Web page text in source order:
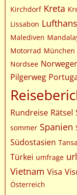
Kirchdorf Kreta
Lissabon
Malediven
Motorrad München
Nordsee
Pilgerweg
Rundreise Rätsel
sommer Spanien
Südostasien
Türkei umfrage
Vietnam Visa
Österreich